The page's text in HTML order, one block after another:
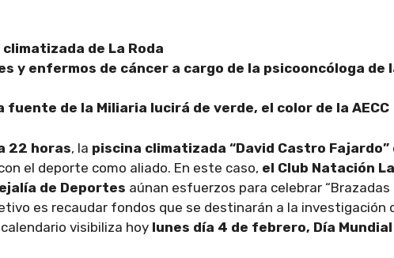
de La Roda
y enfermos de cáncer a cargo de la psicooncóloga de
de la Miliaria lucirá de verde, el color de la AECC
22 horas, la piscina climatizada “David Castro Fajardo”
el deporte como aliado. En este caso, el Club Natación La
de Deportes aúnan esfuerzos para celebrar “Brazadas
es recaudar fondos que se destinarán a la investigación
visibiliza hoy lunes día 4 de febrero, Día Mundial